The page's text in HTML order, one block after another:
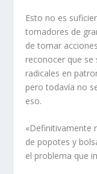
Esto no es
tomadores de
de tomar
reconocer que se
radicales en
pero todavía no
eso.
«Definitivamente
de popotes y
el problema que